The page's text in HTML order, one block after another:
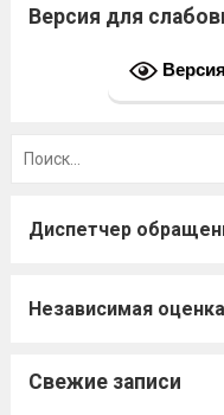
Версия для
Диспетчер
Независимая
Свежие записи